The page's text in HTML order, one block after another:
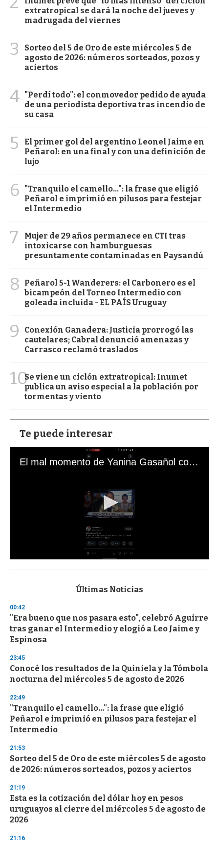
extratropical se dará la noche del jueves y
madrugada del viernes
3
Sorteo del 5 de Oro de este miércoles 5 de
agosto de 2026: números sorteados, pozos y
aciertos
4 "Perdí todo": el conmovedor pedido de ayuda
de una periodista deportiva tras incendio de
su casa
5
El primer gol del argentino Leonel Jaime en
Peñarol: en una final y con una definición de
lujo
6
"Tranquilo el camello...": la frase que eligió
Peñarol e imprimió en pilusos para festejar
el Intermedio
7
Mujer de 29 años permanece en CTI tras
intoxicarse con hamburguesas
presuntamente contaminadas en Paysandú
8
Peñarol 5-1 Wanderers: el Carbonero es el
bicampeón del Torneo Intermedio con
goleada incluida - EL PAÍS Uruguay
9
Conexión Ganadera: Justicia prorrogó las
cautelares; Cabral denunció amenazas y
Carrasco reclamó traslados
10Se viene un ciclón extratropical: Inumet
publica un aviso especial a la población por
tormentas y viento
Te puede interesar
El mal momento de Yanina Gasañol con un hincha argentino en "Subrayado"
s
d
s
o
f
3
s
e
c
o
d
s
Últimas Noticias
00:42
"Era bueno que nos pasara esto", celebró Aguirre
tras ganar el Intermedio y elogió a Leo Jaime y
Espinosa
23:45
Conocé los resultados de la Quiniela y la Tómbola
nocturna del miércoles 5 de agosto de 2026
22:49
"Tranquilo el camello...": la frase que eligió
Peñarol e imprimió en pilusos para festejar el
Intermedio
21:53
Sorteo del 5 de Oro de este miércoles 5 de agosto
de 2026: números sorteados, pozos y aciertos
21:19
Esta es la cotización del dólar hoy en pesos
uruguayos al cierre del miércoles 5 de agosto de
2026
21:16